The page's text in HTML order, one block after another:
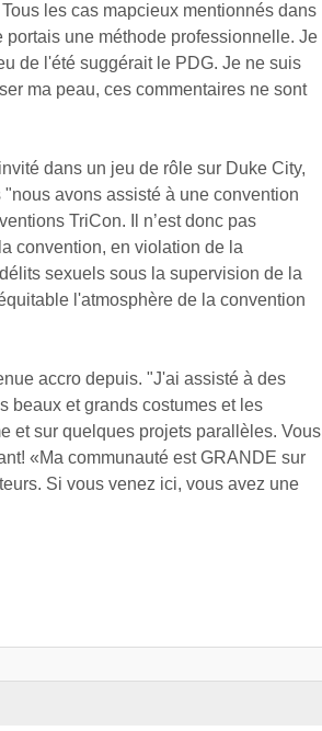
les cas mapcieux mentionnés dans
une méthode professionnelle. Je
de l'été suggérait le PDG. Je ne suis
ma peau, ces commentaires ne sont
dans un jeu de rôle sur Duke City,
avons assisté à une convention
TriCon. Il n’est donc pas
convention, en violation de la
sexuels sous la supervision de la
l'atmosphère de la convention
accro depuis. "J'ai assisté à des
beaux et grands costumes et les
et sur quelques projets parallèles. Vous
«Ma communauté est GRANDE sur
Si vous venez ici, vous avez une